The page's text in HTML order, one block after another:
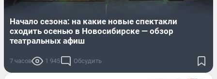
Начало сезона: на какие новые спектакли
сходить осенью в Новосибирске — обзор
театральных афиш
7 часов 1 945 Обсудить